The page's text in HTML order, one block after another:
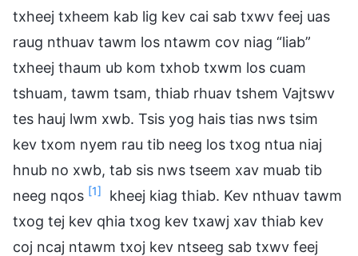
txheej txheem kab lig kev cai sab txwv feej uas
raug nthuav tawm los ntawm cov niag “liab”
txheej thaum ub kom txhob txwm los cuam
tshuam, tawm tsam, thiab rhuav tshem Vajtswv
tes hauj lwm xwb. Tsis yog hais tias nws tsim
kev txom nyem rau tib neeg los txog ntua niaj
hnub no xwb, tab sis nws tseem xav muab tib
neeg nqos [1]
kheej kiag thiab. Kev nthuav tawm
txog tej kev qhia txog kev txawj xav thiab kev
coj ncaj ntawm txoj kev ntseeg sab txwv feej